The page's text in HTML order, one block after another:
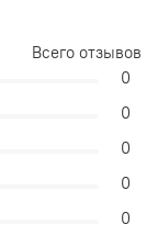
Всего отзывов
0
0
0
0
0